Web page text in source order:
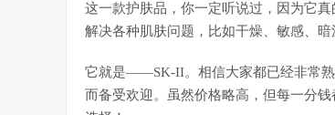
这一款护肤品，你一定听说过，因为它
解决各种肌肤问题，比如干燥、敏感、
它就是——SK-II。相信大家都已经非常熟
而备受欢迎。虽然价格略高，但每一分